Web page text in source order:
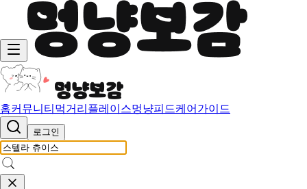
홈커뮤니티 먹거리 플레이스멍냥피드케어가이드
로그인